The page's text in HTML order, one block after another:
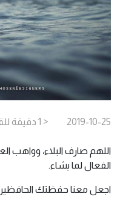
2019-10-25
< 1 دقيقة
اللهم صارف البلاء، وواهب
الفعال لما يشاء.
اجعل معنا حفظتك